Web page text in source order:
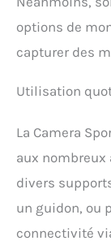
options de
capturer des
Utilisation
La Camera
aux
divers
un guidon, ou
connectivité